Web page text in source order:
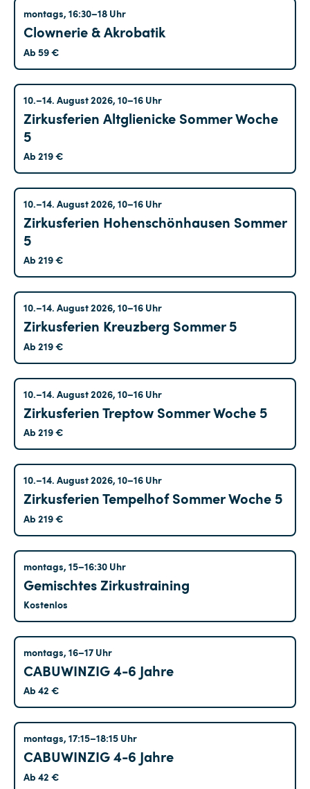
montags, 16:30–18 Uhr
Clownerie & Akrobatik
Ab 59 €
10.–14. August 2026, 10–16 Uhr
Zirkusferien Altglienicke Sommer Woche
5
Ab 219 €
10.–14. August 2026, 10–16 Uhr
Zirkusferien Hohenschönhausen Sommer
5
Ab 219 €
10.–14. August 2026, 10–16 Uhr
Zirkusferien Kreuzberg Sommer 5
Ab 219 €
10.–14. August 2026, 10–16 Uhr
Zirkusferien Treptow Sommer Woche 5
Ab 219 €
10.–14. August 2026, 10–16 Uhr
Zirkusferien Tempelhof Sommer Woche 5
Ab 219 €
montags, 15–16:30 Uhr
Gemischtes Zirkustraining
Kostenlos
montags, 16–17 Uhr
CABUWINZIG 4-6 Jahre
Ab 42 €
montags, 17:15–18:15 Uhr
CABUWINZIG 4-6 Jahre
Ab 42 €